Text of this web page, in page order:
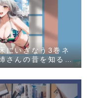
にいざなう3巻ネ
さんの昔を知るチ
の秘密が明らか